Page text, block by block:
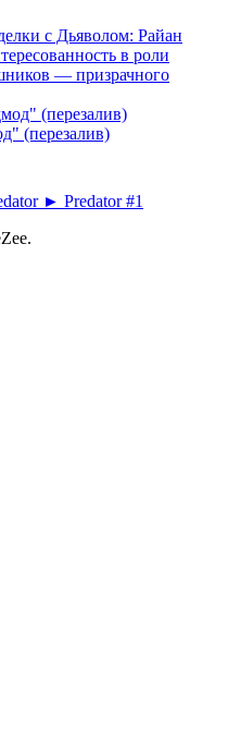
с Дьяволом: Райан
в роли
— призрачного
(перезалив)
► Predator #1